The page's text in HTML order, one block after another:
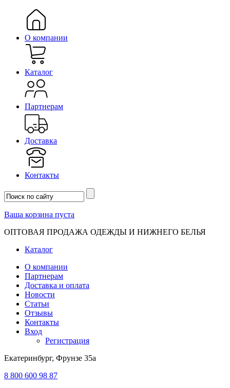
О компании
Каталог
Партнерам
Доставка
Контакты
Ваша корзина пуста
ОПТОВАЯ ПРОДАЖА ОДЕЖДЫ И НИЖНЕГО БЕЛЬЯ
Каталог
О компании
Партнерам
Доставка и оплата
Новости
Статьи
Отзывы
Контакты
Вход
Регистрация
Екатеринбург, Фрунзе 35а
8 800 600 98 87